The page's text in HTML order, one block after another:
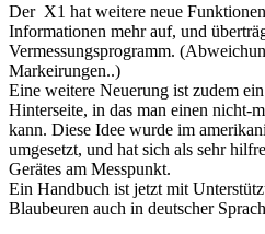
Der X1 hat weitere neue
Informationen mehr auf, und
Vermessungsprogramm.
Markeirungen..)
Eine weitere Neuerung ist zudem
Hinterseite, in das man einen nicht-
kann. Diese Idee wurde im
umgesetzt, und hat sich als sehr
Gerätes am Messpunkt.
Ein Handbuch ist jetzt mit
Blaubeuren auch in deutscher